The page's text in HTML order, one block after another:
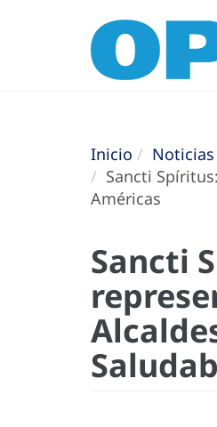
Inicio
Noticias
Sancti
Américas
Sancti